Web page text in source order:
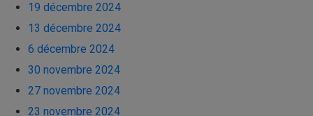
19 décembre 2024
13 décembre 2024
6 décembre 2024
30 novembre 2024
27 novembre 2024
23 novembre 2024